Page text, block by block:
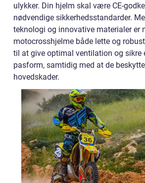
ulykker. Din hjelm skal være CE-
nødvendige sikkerhedsstandarder.
teknologi og innovative materialer er
motocrosshjelme både lette og
til at give optimal ventilation og sikre
pasform, samtidig med at de
hovedskader.